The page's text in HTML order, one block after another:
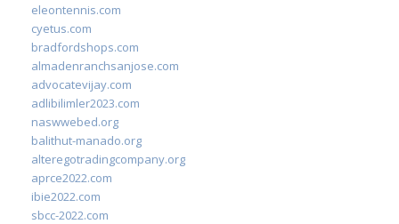
eleontennis.com
cyetus.com
bradfordshops.com
almadenranchsanjose.com
advocatevijay.com
adlibilimler2023.com
naswwebed.org
balithut-manado.org
alteregotradingcompany.org
aprce2022.com
ibie2022.com
sbcc-2022.com